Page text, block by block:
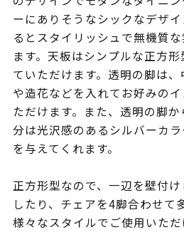
ーにありそうなシックなデザ
るとスタイリッシュで無機質
ます。天板はシンプルな正方
ていただけます。透明の脚は
や造花などを入れてお好みの
ただけます。また、透明の脚
分は光沢感のあるシルバーカ
を与えてくれます。
正方形型なので、一辺を壁付
したり、チェアを4脚合わせて
様々なスタイルでご使用いた